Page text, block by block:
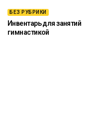
БЕЗ РУБРИКИ
Инвентарь для занятий
гимнастикой